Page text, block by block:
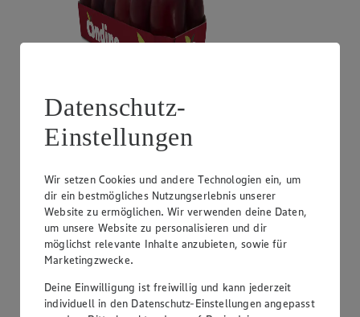
Angebot:Unsere Heimat Zucchini
aus Süddeutschland, Klasse I, 1 kg
Datenschutz-
Einstellungen
Wir setzen Cookies und andere Technologien ein, um
dir ein bestmögliches Nutzungserlebnis unserer
Website zu ermöglichen. Wir verwenden deine Daten,
um unsere Website zu personalisieren und dir
möglichst relevante Inhalte anzubieten, sowie für
Marketingzwecke.
Deine Einwilligung ist freiwillig und kann jederzeit
individuell in den Datenschutz-Einstellungen angepasst